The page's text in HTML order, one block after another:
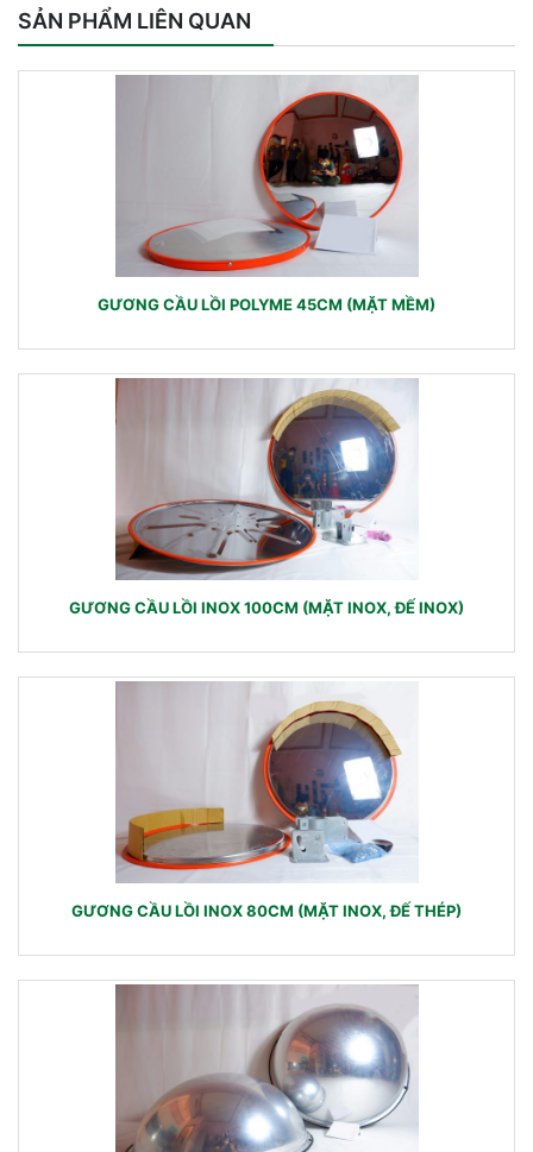
SẢN PHẨM LIÊN QUAN
GƯƠNG CẦU LỒI POLYME 45CM (MẶT MỀM)
GƯƠNG CẦU LỒI INOX 100CM (MẶT INOX, ĐẾ INOX)
GƯƠNG CẦU LỒI INOX 80CM (MẶT INOX, ĐẾ THÉP)